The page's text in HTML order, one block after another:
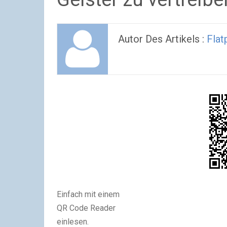
Autor Des Artikels :
Einfach mit einem
QR Code Reader
einlesen.